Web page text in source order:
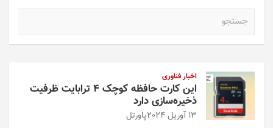
اخبار فناوری
این کارت حافظه کوچک ۴ ترابایت ظرفیت
ذخیره‌سازی دارد
13 آوریل 2024 پاورتل